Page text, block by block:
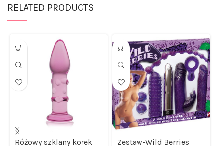
Różowy szklany korek
analny stylowy z
Zestaw-Wild Berries